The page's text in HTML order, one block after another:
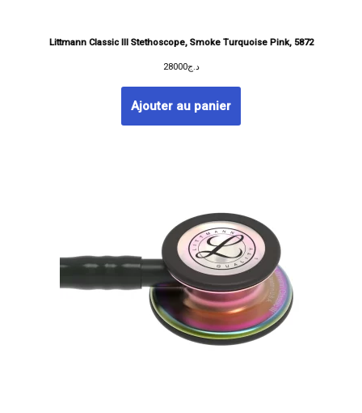
Littmann Classic III Stethoscope, Smoke Turquoise Pink, 5872
د.ج28000
Ajouter au panier